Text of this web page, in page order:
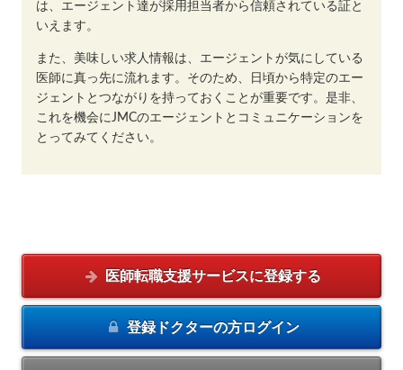
は、エージェント達が採用担当者から信頼されている証と
いえます。
また、美味しい求人情報は、エージェントが気にしている
医師に真っ先に流れます。そのため、日頃から特定のエー
ジェントとつながりを持っておくことが重要です。是非、
これを機会にJMCのエージェントとコミュニケーションを
とってみてください。
医師転職支援サービスに登録する
登録ドクターの方ログイン